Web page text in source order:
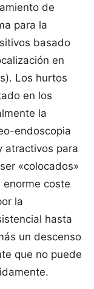
de
para la
basado
en
Los hurtos
en los
la
endoscopia
atractivos para
«colocados»
coste
la
hasta
un descenso
que no puede